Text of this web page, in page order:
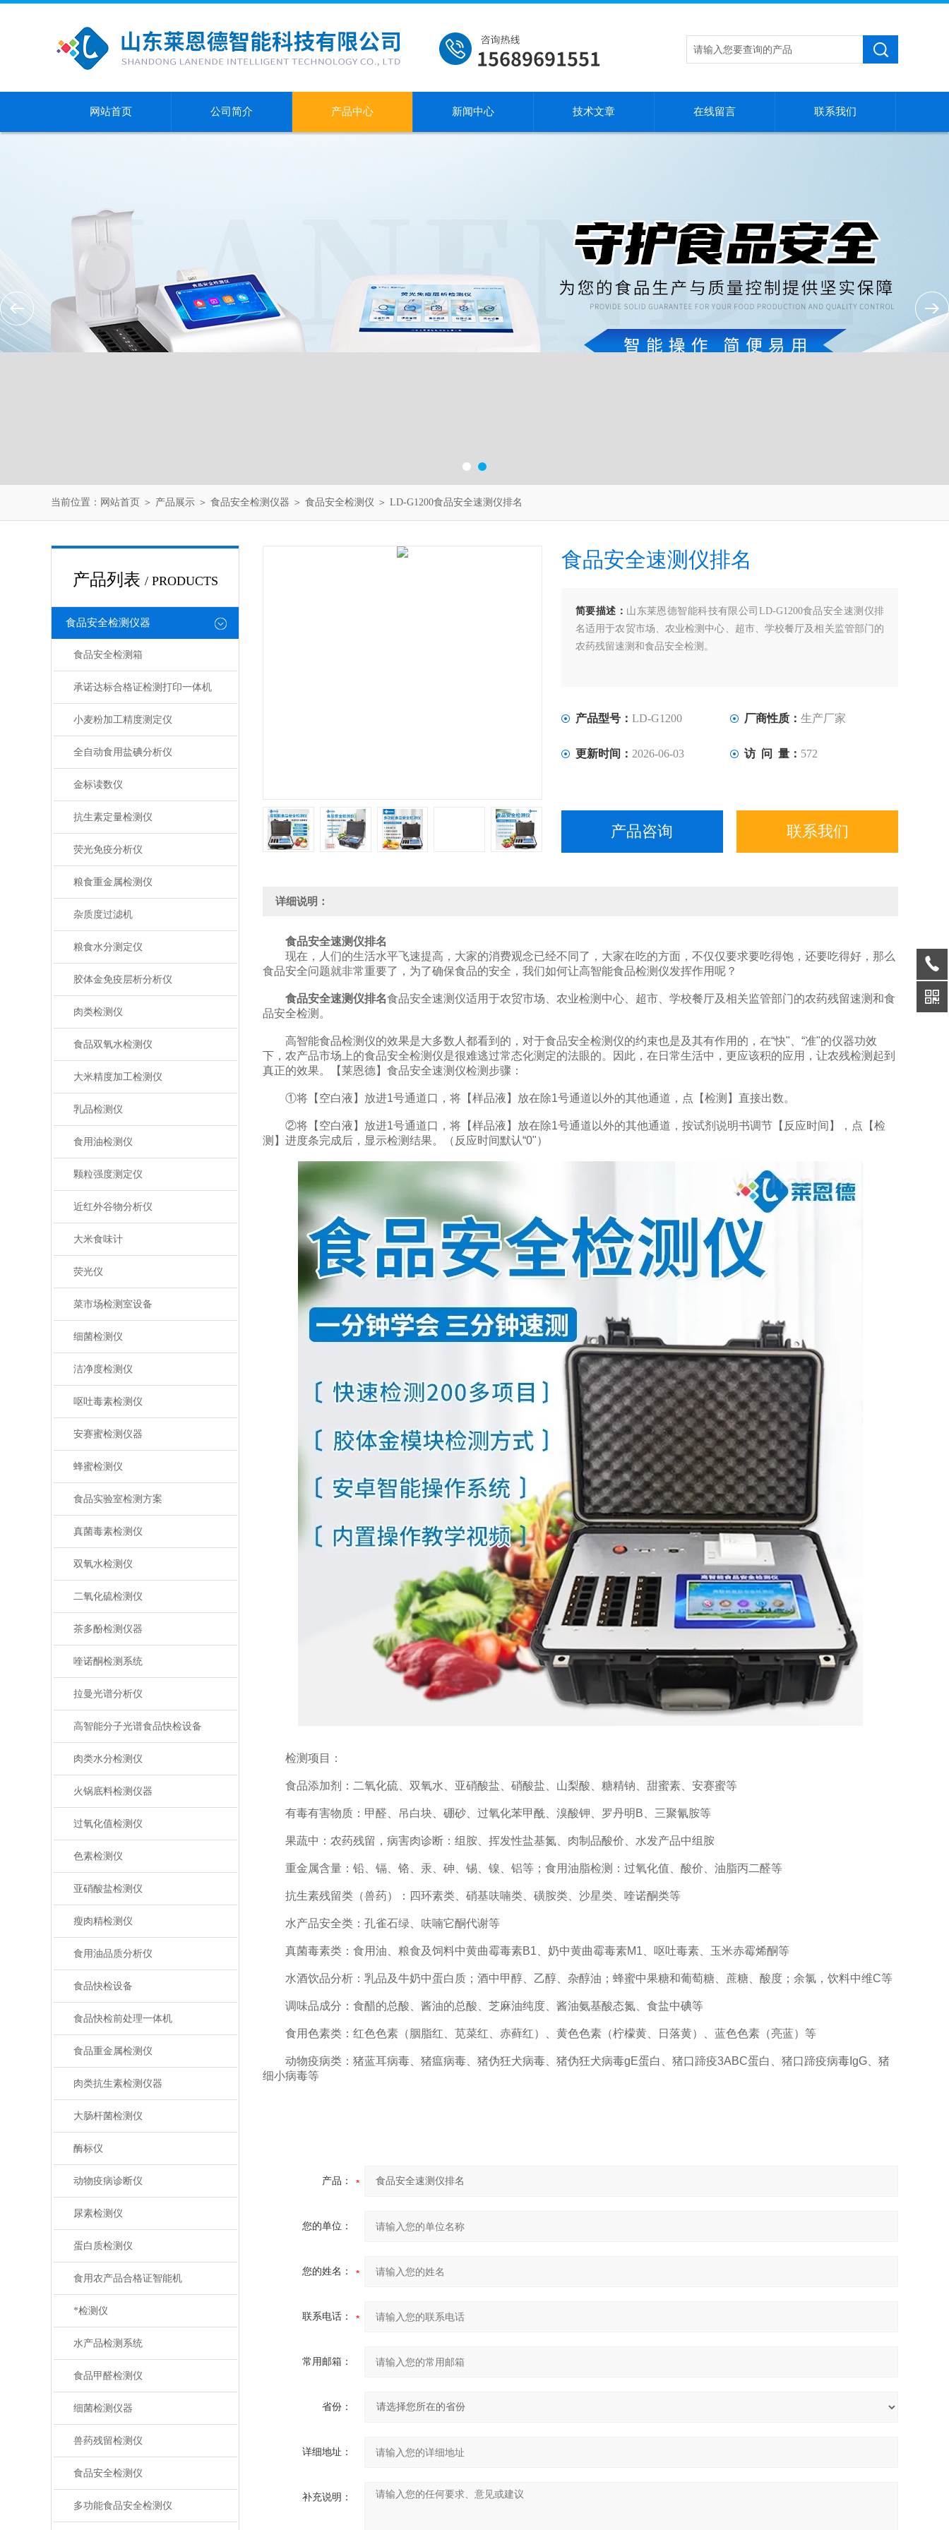
网站首页 公司简介 产品中心 新闻中心 技术文章 在线留言 联系我们
当前位置： 网站首页 ＞ 产品展示 ＞ 食品安全检测仪器 ＞ 食品安全检测仪 ＞ LD-G1200食品安全速测仪排名
产品列表 / PRODUCTS
食品安全检测仪器
食品安全检测箱
承诺达标合格证检测打印一体机
小麦粉加工精度测定仪
全自动食用盐碘分析仪
金标读数仪
抗生素定量检测仪
荧光免疫分析仪
粮食重金属检测仪
杂质度过滤机
粮食水分测定仪
胶体金免疫层析分析仪
肉类检测仪
食品双氧水检测仪
大米精度加工检测仪
乳品检测仪
食用油检测仪
颗粒强度测定仪
近红外谷物分析仪
大米食味计
荧光仪
菜市场检测室设备
细菌检测仪
洁净度检测仪
呕吐毒素检测仪
安赛蜜检测仪器
蜂蜜检测仪
食品实验室检测方案
真菌毒素检测仪
双氧水检测仪
二氧化硫检测仪
茶多酚检测仪器
喹诺酮检测系统
拉曼光谱分析仪
高智能分子光谱食品快检设备
肉类水分检测仪
火锅底料检测仪器
过氧化值检测仪
色素检测仪
亚硝酸盐检测仪
瘦肉精检测仪
食用油品质分析仪
食品快检设备
食品快检前处理一体机
食品重金属检测仪
肉类抗生素检测仪器
大肠杆菌检测仪
酶标仪
动物疫病诊断仪
尿素检测仪
蛋白质检测仪
食用农产品合格证智能机
*检测仪
水产品检测系统
食品甲醛检测仪
细菌检测仪器
兽药残留检测仪
食品安全检测仪
多功能食品安全检测仪
食品安全速测仪排名
简要描述： 山东莱恩德智能科技有限公司LD-G1200食品安全速测仪排
名适用于农贸市场、农业检测中心、超市、学校餐厅及相关监管部门的
农药残留速测和食品安全检测。
产品型号： LD-G1200 厂商性质： 生产厂家
更新时间： 2026-06-03 访 问 量： 572
产品咨询 联系我们
详细说明：
食品安全速测仪排名
现在，人们的生活水平飞速提高，大家的消费观念已经不同了，大家在吃的方面，不仅仅要求要吃得饱，还要吃得好，那么
食品安全问题就非常重要了，为了确保食品的安全，我们如何让高智能食品检测仪发挥作用呢？
食品安全速测仪排名食品安全速测仪适用于农贸市场、农业检测中心、超市、学校餐厅及相关监管部门的农药残留速测和食
品安全检测。
高智能食品检测仪的效果是大多数人都看到的，对于食品安全检测仪的约束也是及其有作用的，在“快"、“准"的仪器功效
下，农产品市场上的食品安全检测仪是很难逃过常态化测定的法眼的。因此，在日常生活中，更应该积的应用，让农残检测起到
真正的效果。【莱恩德】食品安全速测仪检测步骤：
①将【空白液】放进1号通道口，将【样品液】放在除1号通道以外的其他通道，点【检测】直接出数。
②将【空白液】放进1号通道口，将【样品液】放在除1号通道以外的其他通道，按试剂说明书调节【反应时间】，点【检
测】进度条完成后，显示检测结果。（反应时间默认“0"）
检测项目：
食品添加剂：二氧化硫、双氧水、亚硝酸盐、硝酸盐、山梨酸、糖精钠、甜蜜素、安赛蜜等
有毒有害物质：甲醛、吊白块、硼砂、过氧化苯甲酰、溴酸钾、罗丹明B、三聚氰胺等
果蔬中：农药残留，病害肉诊断：组胺、挥发性盐基氮、肉制品酸价、水发产品中组胺
重金属含量：铅、镉、铬、汞、砷、锡、镍、铝等；食用油脂检测：过氧化值、酸价、油脂丙二醛等
抗生素残留类（兽药）：四环素类、硝基呋喃类、磺胺类、沙星类、喹诺酮类等
水产品安全类：孔雀石绿、呋喃它酮代谢等
真菌毒素类：食用油、粮食及饲料中黄曲霉毒素B1、奶中黄曲霉毒素M1、呕吐毒素、玉米赤霉烯酮等
水酒饮品分析：乳品及牛奶中蛋白质；酒中甲醇、乙醇、杂醇油；蜂蜜中果糖和葡萄糖、蔗糖、酸度；余氯，饮料中维C等
调味品成分：食醋的总酸、酱油的总酸、芝麻油纯度、酱油氨基酸态氮、食盐中碘等
食用色素类：红色色素（胭脂红、苋菜红、赤藓红）、黄色色素（柠檬黄、日落黄）、蓝色色素（亮蓝）等
动物疫病类：猪蓝耳病毒、猪瘟病毒、猪伪狂犬病毒、猪伪狂犬病毒gE蛋白、猪口蹄疫3ABC蛋白、猪口蹄疫病毒IgG、猪
细小病毒等
产品：
您的单位：
您的姓名：
联系电话：
常用邮箱：
省份：
详细地址：
补充说明：